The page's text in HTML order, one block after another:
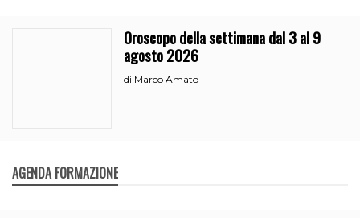
Oroscopo della settimana dal 3 al 9
agosto 2026
di Marco Amato
AGENDA FORMAZIONE